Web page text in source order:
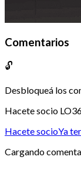
Comentarios
🔓
Desbloqueá los
Hacete socio
Hacete socioYa
Cargando